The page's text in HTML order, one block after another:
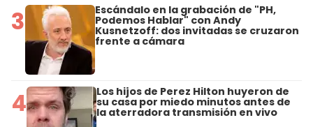
3 Escándalo en la grabación de "PH,
Podemos Hablar" con Andy
Kusnetzoff: dos invitadas se cruzaron
frente a cámara
4 Los hijos de Perez Hilton huyeron de
su casa por miedo minutos antes de
la aterradora transmisión en vivo